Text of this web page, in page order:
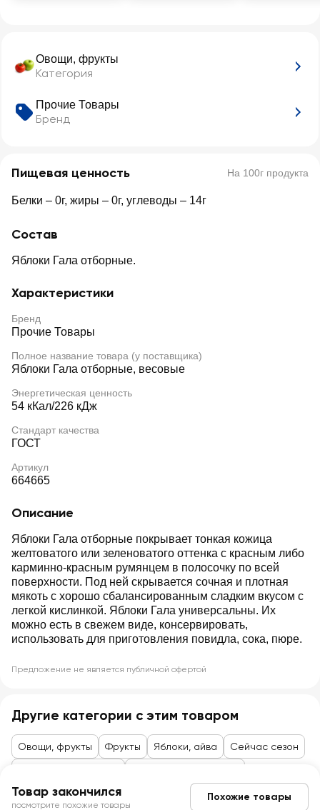
Овощи, фрукты
Категория
Прочие Товары
Бренд
Пищевая ценность На 100г продукта
Белки – 0г, жиры – 0г, углеводы – 14г
Состав
Яблоки Гала отборные.
Характеристики
Бренд
Прочие Товары
Полное название товара (у поставщика)
Яблоки Гала отборные, весовые
Энергетическая ценность
54 кКал/226 кДж
Стандарт качества
ГОСТ
Артикул
664665
Описание
Яблоки Гала отборные покрывает тонкая кожица
желтоватого или зеленоватого оттенка с красным либо
карминно-красным румянцем в полосочку по всей
поверхности. Под ней скрывается сочная и плотная
мякоть с хорошо сбалансированным сладким вкусом с
легкой кислинкой. Яблоки Гала универсальны. Их
можно есть в свежем виде, консервировать,
использовать для приготовления повидла, сока, пюре.
Предложение не является публичной офертой
Другие категории с этим товаром
Овощи, фрукты Фрукты Яблоки, айва Сейчас сезон
Товар закончился
посмотрите похожие товары
Похожие товары